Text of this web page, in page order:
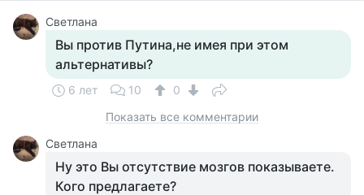
Светлана
Вы против Путина,не имея при этом
альтернативы?
6 лет 10
0
Показать все комментарии
Светлана
Ну это Вы отсутствие мозгов показываете.
Кого предлагаете?